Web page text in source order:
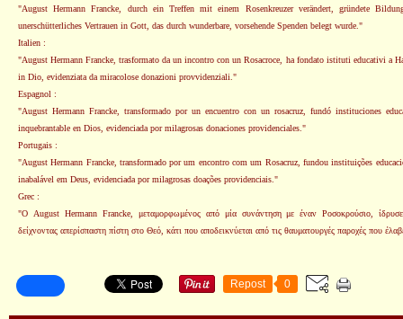
"August Hermann Francke, durch ein Treffen mit einem Rosenkreuzer verändert, gründete
unerschütterliches Vertrauen in Gott, das durch wunderbare, vorsehende Spenden belegt wurde."
Italien :
"August Hermann Francke, trasformato da un incontro con un Rosacroce, ha fondato istituti educativi a
in Dio, evidenziata da miracolose donazioni provvidenziali."
Espagnol :
"August Hermann Francke, transformado por un encuentro con un rosacruz, fundó instituciones
inquebrantable en Dios, evidenciada por milagrosas donaciones providenciales."
Portugais :
"August Hermann Francke, transformado por um encontro com um Rosacruz, fundou instituições
inabalável em Deus, evidenciada por milagrosas doações providenciais."
Grec :
"Ο August Hermann Francke, μεταμορφωμένος από μία συνάντηση με έναν Ροσοκρούσιο, ίδρυσε
δείχνοντας απερίσπαστη πίστη στο Θεό, κάτι που αποδεικνύεται από τις θαυματουργές παροχές που
Repost 0